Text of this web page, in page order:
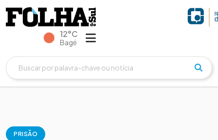
12°C
Bagé
PRISÃO